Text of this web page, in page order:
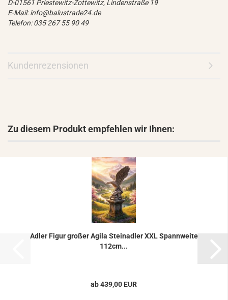
D-01561 Priestewitz-Zottewitz, Lindenstraße 19
E-Mail: info@balustrade24.de
Telefon: 035 267 55 90 49
Kundenrezensionen
Zu diesem Produkt empfehlen wir Ihnen:
Adler Figur gro­ßer Agila Stein­ad­ler XXL Spann­wei­te
112cm...
ab 439,00 EUR